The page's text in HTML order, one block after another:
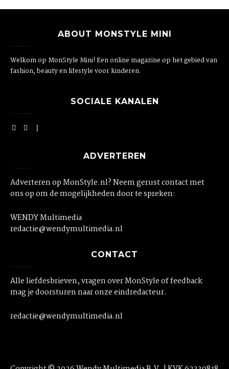
ABOUT MONSTYLE MINI
Welkom op MonStyle Mini! Een online magazine op het gebied van
fashion, beauty en lifestyle voor kinderen.
SOCIALE KANALEN
ADVERTEREN
Adverteren op MonStyle.nl? Neem gerust contact met
ons op om de mogelijkheden door te spreken:
WENDY Multimedia
redactie@wendymultimedia.nl
CONTACT
Alle liefdesbrieven, vragen over MonStyle of feedback
mag je doorsturen naar onze eindredacteur.
redactie@wendymultimedia.nl